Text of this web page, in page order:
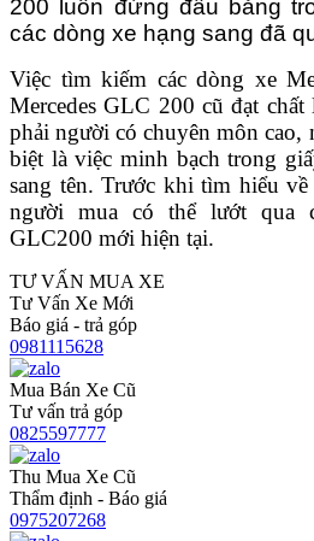
200 luôn đứng đầu bảng
các dòng xe hạng sang đã
Việc tìm kiếm các dòng xe
Mercedes GLC 200 cũ đạt
phải người có chuyên môn cao,
biệt là việc minh bạch trong
sang tên. Trước khi tìm hiểu
người mua có thể lướt qua
GLC200 mới hiện tại.
TƯ VẤN MUA XE
Tư Vấn Xe Mới
Báo giá - trả góp
0981115628
Mua Bán Xe Cũ
Tư vấn trả góp
0825597777
Thu Mua Xe Cũ
Thẩm định - Báo giá
0975207268